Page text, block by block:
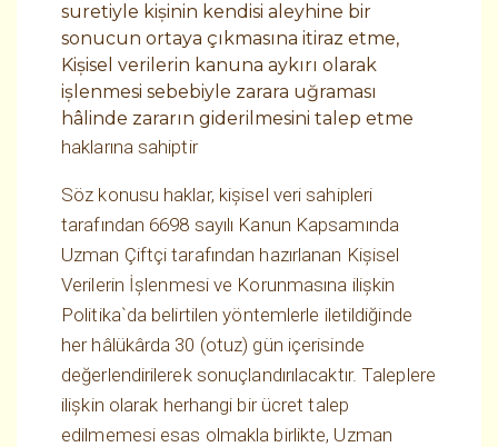
suretiyle kişinin kendisi aleyhine bir
sonucun ortaya çıkmasına itiraz etme,
Kişisel verilerin kanuna aykırı olarak
işlenmesi sebebiyle zarara uğraması
hâlinde zararın giderilmesini talep etme
haklarına sahiptir
Söz konusu haklar, kişisel veri sahipleri
tarafından 6698 sayılı Kanun Kapsamında
Uzman Çiftçi tarafından hazırlanan Kişisel
Verilerin İşlenmesi ve Korunmasına ilişkin
Politika`da belirtilen yöntemlerle iletildiğinde
her hâlükârda 30 (otuz) gün içerisinde
değerlendirilerek sonuçlandırılacaktır. Taleplere
ilişkin olarak herhangi bir ücret talep
edilmemesi esas olmakla birlikte, Uzman